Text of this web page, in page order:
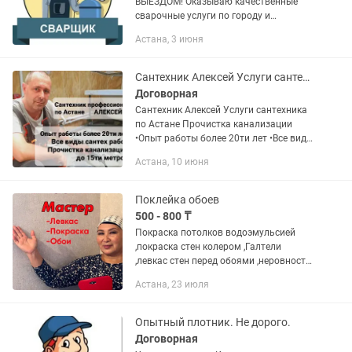
сварочные услуги по городу и
приварка/замена Ворота, петли,
металлические...
Астана, 3 июня
Сантехник Алексей Услуги сантехника по Астане Прочистка канализации
Договорная
Сантехник Алексей Услуги сантехника
по Астане Прочистка канализации
•Опыт работы более 20ти лет •Все виды
(пайка, врезка, пресс valtek, перенос
Астана, 10 июня
Поклейка обоев
500 - 800 ₸
Покраска потолков водоэмульсией
,покраска стен колером ,Галтели
,левкас стен перед обоями ,неровности
убираю,демонтаж старых
ремонту.Обои клею...
Астана, 23 июля
Опытный плотник. Не дорого.
Договорная